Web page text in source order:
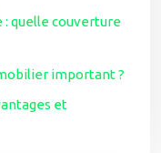
quelle couverture
important ?
et